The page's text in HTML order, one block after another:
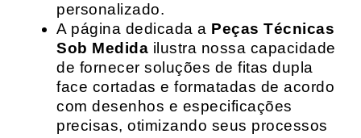
personalizado.
A página dedicada a Peças Técnicas
Sob Medida ilustra nossa capacidade
de fornecer soluções de fitas dupla
face cortadas e formatadas de acordo
com desenhos e especificações
precisas, otimizando seus processos